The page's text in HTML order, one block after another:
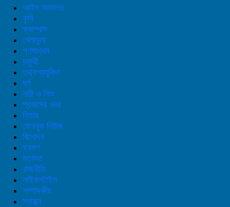
আইন আদালত
কৃষি
ক্যাম্পাস
খেলাধুলা
গণমাধ্যম
চাকুরী
তথ্যপ্রযুক্তি
ধর্ম
নারী ও শিশু
প্রবাসের খবর
ফিচার
ফেসবুক নিউজ
বিনোদন
ভ্রমণ
মতামত
রাজনীতি
লাইফস্টাইল
সম্পাদকীয়
স্বাস্থ্য